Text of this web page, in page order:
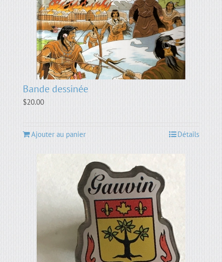
Bande dessinée
$20.00
Ajouter au panier Détails